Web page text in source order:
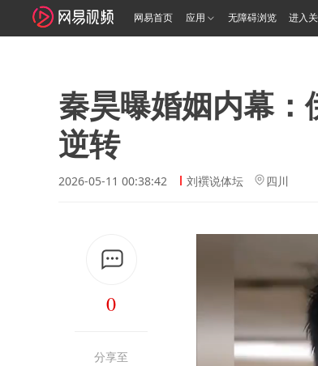
网易首页 应用 无障碍浏览 进入
秦昊曝婚姻内幕
逆转
2026-05-11 00:38:42 刘襈说体坛 四川
0
分享至